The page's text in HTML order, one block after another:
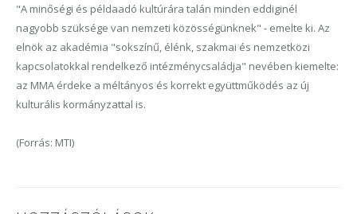
"A minőségi és példaadó kultúrára talán minden eddiginél
nagyobb szüksége van nemzeti közösségünknek" - emelte ki. Az
elnök az akadémia "sokszínű, élénk, szakmai és nemzetközi
kapcsolatokkal rendelkező intézménycsaládja" nevében kiemelte:
az MMA érdeke a méltányos és korrekt együttműködés az új
kulturális kormányzattal is.
(Forrás: MTI)